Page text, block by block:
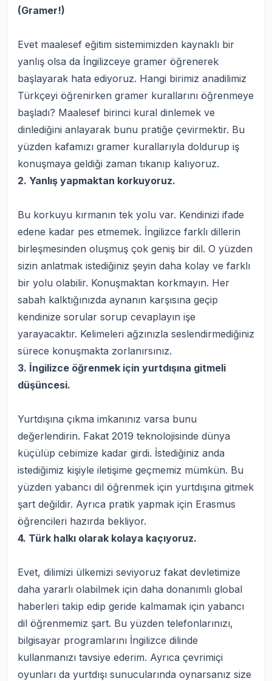
(Gramer!)
Evet maalesef eğitim sistemimizden kaynaklı bir
yanlış olsa da İngilizceye gramer öğrenerek
başlayarak hata ediyoruz. Hangi birimiz anadilimiz
Türkçeyi öğrenirken gramer kurallarını öğrenmeye
başladı? Maalesef birinci kural dinlemek ve
dinlediğini anlayarak bunu pratiğe çevirmektir. Bu
yüzden kafamızı gramer kurallarıyla doldurup iş
konuşmaya geldiği zaman tıkanıp kalıyoruz.
2. Yanlış yapmaktan korkuyoruz.
Bu korkuyu kırmanın tek yolu var. Kendinizi ifade
edene kadar pes etmemek. İngilizce farklı dillerin
birleşmesinden oluşmuş çok geniş bir dil. O yüzden
sizin anlatmak istediğiniz şeyin daha kolay ve farklı
bir yolu olabilir. Konuşmaktan korkmayın. Her
sabah kalktığınızda aynanın karşısına geçip
kendinize sorular sorup cevaplayın işe
yarayacaktır. Kelimeleri ağzınızla seslendirmediğiniz
sürece konuşmakta zorlanırsınız.
3. İngilizce öğrenmek için yurtdışına gitmeli
düşüncesi.
Yurtdışına çıkma imkanınız varsa bunu
değerlendirin. Fakat 2019 teknolojisinde dünya
küçülüp cebimize kadar girdi. İstediğiniz anda
istediğimiz kişiyle iletişime geçmemiz mümkün. Bu
yüzden yabancı dil öğrenmek için yurtdışına gitmek
şart değildir. Ayrıca pratik yapmak için Erasmus
öğrencileri hazırda bekliyor.
4. Türk halkı olarak kolaya kaçıyoruz.
Evet, dilimizi ülkemizi seviyoruz fakat devletimize
daha yararlı olabilmek için daha donanımlı global
haberleri takip edip geride kalmamak için yabancı
dil öğrenmemiz şart. Bu yüzden telefonlarınızı,
bilgisayar programlarını İngilizce dilinde
kullanmanızı tavsiye ederim. Ayrıca çevrimiçi
oyunları da yurtdışı sunucularında oynarsanız size